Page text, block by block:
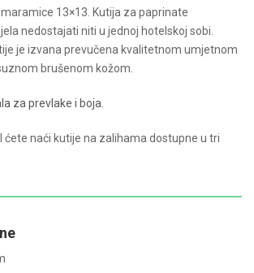
13×13. Kutija za paprinate
nedostajati niti u jednoj hotelskoj sobi.
je izvana prevučena kvalitetnom umjetnom
brušenom kožom.
za prevlake i boja
ćete naći kutije na zalihama dostupne u tri